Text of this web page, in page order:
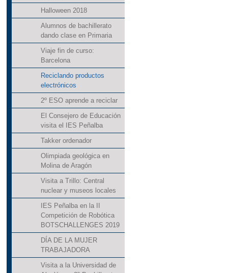
Halloween 2018
Alumnos de bachillerato
dando clase en Primaria
Viaje fin de curso:
Barcelona
Reciclando productos
electrónicos
2º ESO aprende a reciclar
El Consejero de Educación
visita el IES Peñalba
Takker ordenador
Olimpiada geológica en
Molina de Aragón
Visita a Trillo: Central
nuclear y museos locales
IES Peñalba en la II
Competición de Robótica
BOTSCHALLENGES 2019
DÍA DE LA MUJER
TRABAJADORA
Visita a la Universidad de